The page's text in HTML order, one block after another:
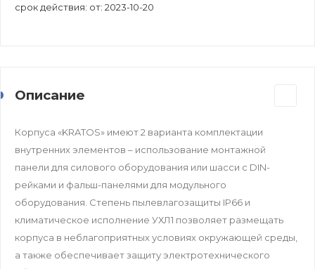
срок действия: от: 2023-10-20
Описание
Корпуса «KRATOS» имеют 2 варианта комплектации
внутренних элементов – использование монтажной
панели для силового оборудования или шасси с DIN-
рейками и фальш-панелями для модульного
оборудования. Степень пылевлагозащиты IP66 и
климатическое исполнение УХЛ1 позволяет размещать
корпуса в неблагоприятных условиях окружающей среды,
а также обеспечивает защиту электротехнического